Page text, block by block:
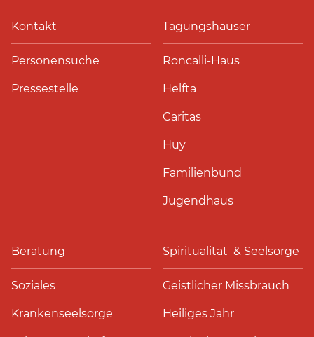
Kontakt
Personensuche
Pressestelle
Tagungshäuser
Roncalli-Haus
Helfta
Caritas
Huy
Familienbund
Jugendhaus
Beratung
Soziales
Krankenseelsorge
Spiritualität & Seelsorge
Geistlicher Missbrauch
Heiliges Jahr